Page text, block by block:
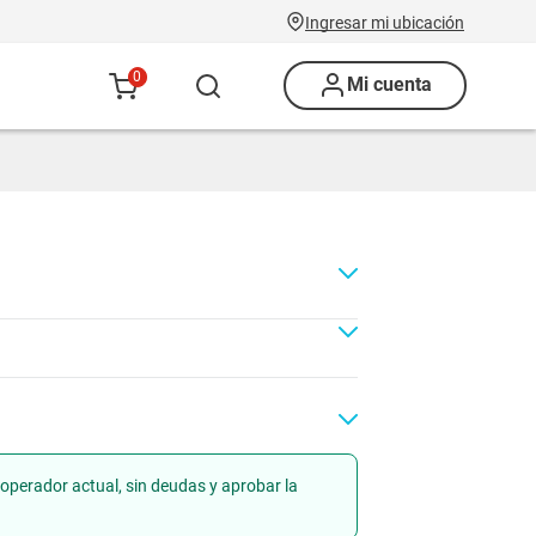
Ingresar mi ubicación
0 Mi cuenta
Renovación
actual, sin deudas y aprobar la